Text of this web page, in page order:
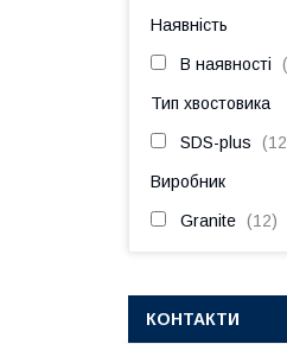
Наявність
В наявності
Тип хвостовика
SDS-plus 12
Виробник
Granite 12
КОНТАКТИ